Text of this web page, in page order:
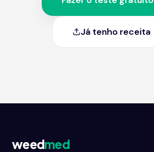
Já tenho receita
weedmed